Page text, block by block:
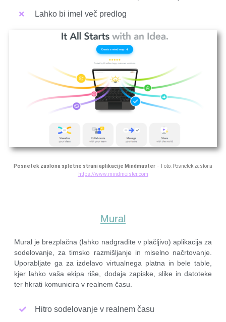
Lahko bi imel več predlog
Posnetek zaslona spletne strani aplikacije Mindmaster– Foto: Posnetek zaslona
https://www.mindmeister.com
Mural
Mural je brezplačna (lahko nadgradite v plačljivo) aplikacija za
sodelovanje, za timsko razmišljanje in miselno načrtovanje.
Uporabljate ga za izdelavo virtualnega platna in bele table,
kjer lahko vaša ekipa riše, dodaja zapiske, slike in datoteke
ter hkrati komunicira v realnem času.
Hitro sodelovanje v realnem času